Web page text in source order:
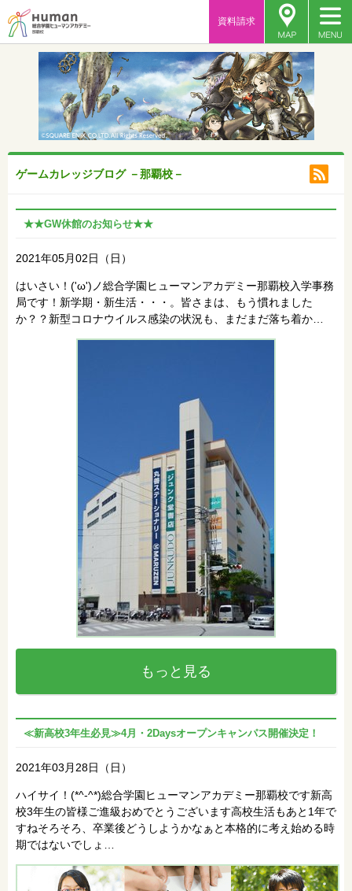
資料請求
ゲームカレッジブログ －那覇校－
★★GW休館のお知らせ★★
2021年05月02日（日）
はいさい！('ω')ノ総合学園ヒューマンアカデミー那覇校入学事務
局です！新学期・新生活・・・。皆さまは、もう慣れました
か？？新型コロナウイルス感染の状況も、まだまだ落ち着か…
もっと見る
≪新高校3年生必見≫4月・2Daysオープンキャンパス開催決定！
2021年03月28日（日）
ハイサイ！(*^-^*)総合学園ヒューマンアカデミー那覇校です新高
校3年生の皆様ご進級おめでとうございます高校生活もあと1年で
すねそろそろ、卒業後どうしようかなぁと本格的に考え始める時
期ではないでしょ…